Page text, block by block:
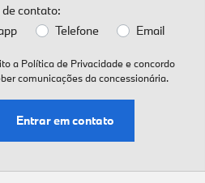
contato:
Telefone Email
a Política de Privacidadee concordo
comunicações da concessionária.
Entrar em contato